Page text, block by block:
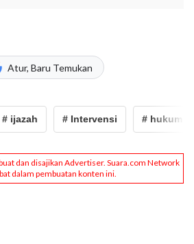
Atur, Baru Temukan
# ijazah # Intervensi # hukum